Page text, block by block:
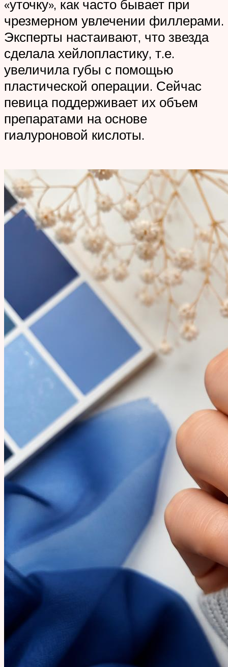
«уточку», как часто бывает при
чрезмерном увлечении филлерами.
Эксперты настаивают, что звезда
сделала хейлопластику, т.е.
увеличила губы с помощью
пластической операции. Сейчас
певица поддерживает их объем
препаратами на основе
гиалуроновой кислоты.